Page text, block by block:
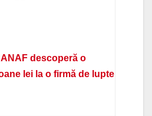
descoperă o
lei la o firmă de lupte